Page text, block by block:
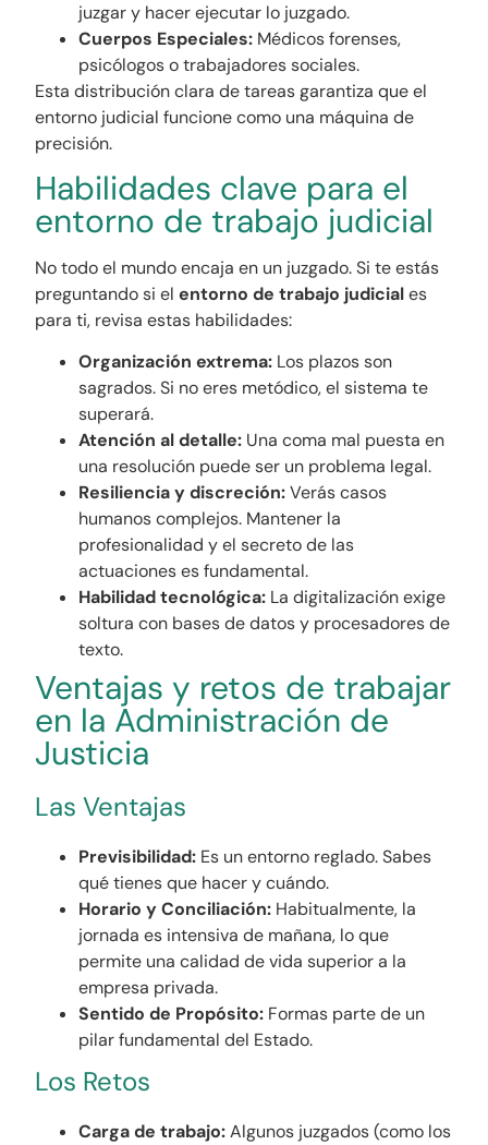
juzgar y hacer ejecutar lo juzgado.
Cuerpos Especiales: Médicos forenses,
psicólogos o trabajadores sociales.
Esta distribución clara de tareas garantiza que el
entorno judicial funcione como una máquina de
precisión.
Habilidades clave para el
entorno de trabajo judicial
No todo el mundo encaja en un juzgado. Si te estás
preguntando si elentorno de trabajo judiciales
para ti, revisa estas habilidades:
Organización extrema: Los plazos son
sagrados. Si no eres metódico, el sistema te
superará.
Atención al detalle: Una coma mal puesta en
una resolución puede ser un problema legal.
Resiliencia y discreción:Verás casos
humanos complejos. Mantener la
profesionalidad y el secreto de las
actuaciones es fundamental.
Habilidad tecnológica: La digitalización exige
soltura con bases de datos y procesadores de
texto.
Ventajas y retos de trabajar
en la Administración de
Justicia
Las Ventajas
Previsibilidad: Es un entorno reglado. Sabes
qué tienes que hacer y cuándo.
Horario y Conciliación: Habitualmente, la
jornada es intensiva de mañana, lo que
permite una calidad de vida superior a la
empresa privada.
Sentido de Propósito: Formas parte de un
pilar fundamental del Estado.
Los Retos
Carga de trabajo:Algunos juzgados (como los